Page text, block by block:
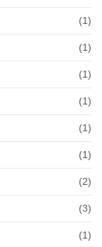
(1)
(1)
(1)
(1)
(1)
(1)
(2)
(3)
(1)